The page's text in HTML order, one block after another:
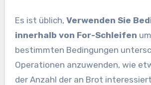
Es ist üblich, Verwenden Sie
innerhalb von For-Schleifen
bestimmten Bedingungen
Operationen anzuwenden, wie
der Anzahl der an Brot